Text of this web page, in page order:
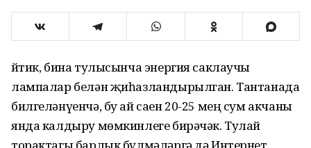
Әйтик, бина тулысынча энергия саклаучы
лампалар белән җиһазландырылган. Тантанада
билгеләнүенчә, бу ай саен 20-25 мең сум акчаны
янда калдыру мөмкинлеге бирәчәк. Тулай